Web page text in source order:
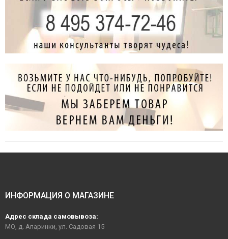
ИНФОРМАЦИЯ О МАГАЗИНЕ
Адрес склада самовывоза:
МО, д. Апаринки, ул. Садовая 15